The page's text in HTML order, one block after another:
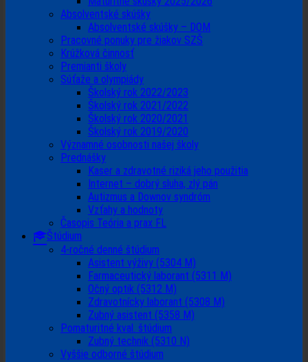
Absolventské skúšky
Absolventské skúšky – DOM
Pracovné ponuky pre žiakov SZŠ
Krúžková činnosť
Premianti školy
Súťaže a olympiády
Školský rok 2022/2023
Školský rok 2021/2022
Školský rok 2020/2021
Školský rok 2019/2020
Významné osobnosti našej školy
Prednášky
Kaser a zdravotné riziká jeho použitia
Internet – dobrý sluha, zlý pán
Autizmus a Downov syndróm
Vzťahy a hodnoty
Časopis Teória a prax FL
Štúdium
4-ročné denné štúdium
Asistent výživy (5304 M)
Farmaceutický laborant (5311 M)
Očný optik (5312 M)
Zdravotnícky laborant (5308 M)
Zubný asistent (5358 M)
Pomaturitné kval. štúdium
Zubný technik (5310 N)
Vyššie odborné štúdium